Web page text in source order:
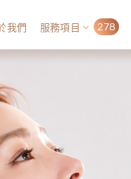
我們 服務項目 278